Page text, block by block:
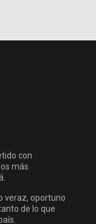
con
más
veraz, oportuno
de lo que